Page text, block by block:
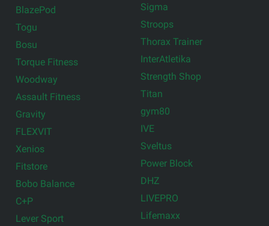
BlazePod
Togu
Bosu
Torque Fitness
Woodway
Assault Fitness
Gravity
FLEXVIT
Xenios
Fitstore
Bobo Balance
C+P
Lever Sport
Sigma
Stroops
Thorax Trainer
InterAtletika
Strength Shop
Titan
gym80
IVE
Sveltus
Power Block
DHZ
LIVEPRO
Lifemaxx